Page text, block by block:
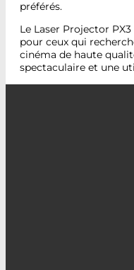
préférés.
Le Laser Projector
pour ceux qui
cinéma de haute
spectaculaire et une